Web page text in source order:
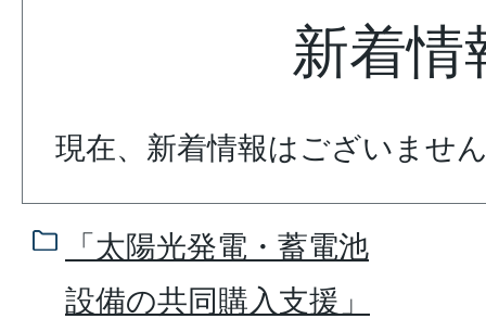
新着情
現在、新着情報はございませ
「太陽光発電・蓄電池
設備の共同購入支援」